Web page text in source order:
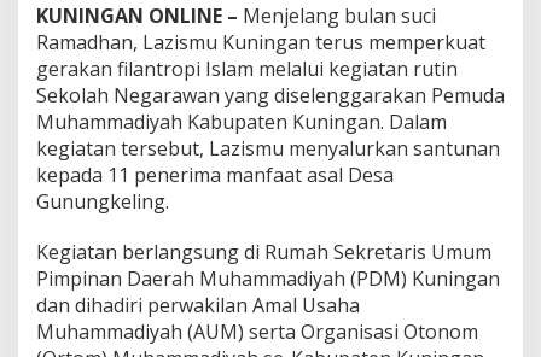
KUNINGAN ONLINE – Menjelang bulan suci
Ramadhan, Lazismu Kuningan terus memperkuat
gerakan filantropi Islam melalui kegiatan rutin
Sekolah Negarawan yang diselenggarakan Pemuda
Muhammadiyah Kabupaten Kuningan. Dalam
kegiatan tersebut, Lazismu menyalurkan santunan
kepada 11 penerima manfaat asal Desa
Gunungkeling.
Kegiatan berlangsung di Rumah Sekretaris Umum
Pimpinan Daerah Muhammadiyah (PDM) Kuningan
dan dihadiri perwakilan Amal Usaha
Muhammadiyah (AUM) serta Organisasi Otonom